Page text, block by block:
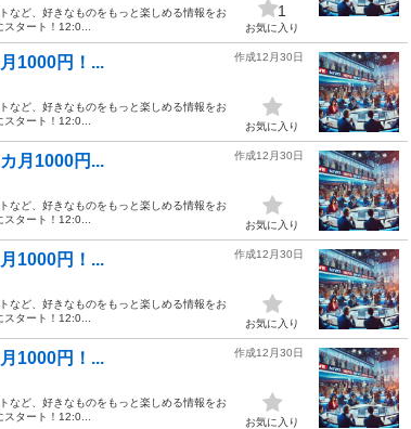
など、好きなものをもっと楽しめる情報をお
タート！12:0...
1
お気に入り
1000円！...
など、好きなものをもっと楽しめる情報をお
タート！12:0...
作成12月30日
お気に入り
月1000円...
など、好きなものをもっと楽しめる情報をお
タート！12:0...
作成12月30日
お気に入り
1000円！...
など、好きなものをもっと楽しめる情報をお
タート！12:0...
作成12月30日
お気に入り
1000円！...
など、好きなものをもっと楽しめる情報をお
タート！12:0...
作成12月30日
お気に入り